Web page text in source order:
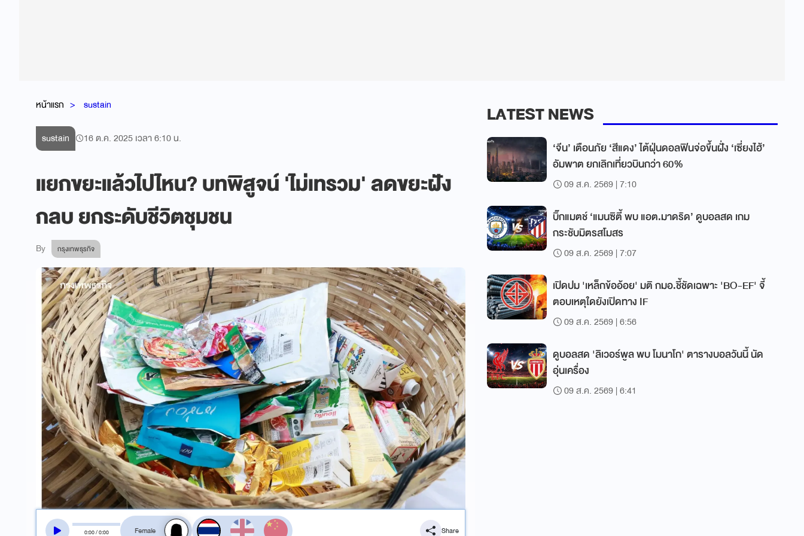
หน้าแรก sustain
sustain 16 ต.ค. 2025 เวลา 6:10 น.
แยกขยะแล้วไปไหน? บทพิสูจน์ 'ไม่เทรวม' ลดขยะฝัง
กลบ ยกระดับชีวิตชุมชน
By กรุงเทพธุรกิจ
0:00/0:00
สลับเสียงอ่าน
Share
LATEST NEWS
‘จีน’ เตือนภัย ‘สีแดง’ ไต้ฝุ่นดอลฟินจ่อขึ้นฝั่ง ‘เซี่ยงไฮ้’
อัมพาต ยกเลิกเที่ยวบินกว่า 60%
09 ส.ค. 2569 | 7:10
บิ๊กแมตช์ ‘แมนซิตี้ พบ แอต.มาดริด’ ดูบอลสด เกม
กระชับมิตรสโมสร
09 ส.ค. 2569 | 7:07
เปิดปม 'เหล็กข้ออ้อย' มติ กมอ.ชี้ชัดเฉพาะ 'BO-EF' จี้
ตอบเหตุใดยังเปิดทาง IF
09 ส.ค. 2569 | 6:56
ดูบอลสด 'ลิเวอร์พูล พบ โมนาโก' ตารางบอลวันนี้ นัด
อุ่นเครื่อง
09 ส.ค. 2569 | 6:41